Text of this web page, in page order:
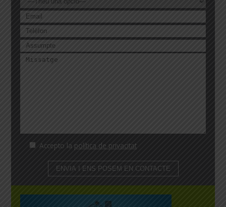
Accepto la política de privacitat